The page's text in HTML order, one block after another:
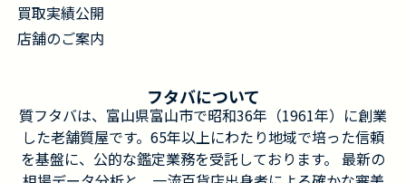
買取実績公開
店舗のご案内
フタバについて
質フタバは、富山県富山市で昭和36年（1961年）に創業
した老舗質屋です。65年以上にわたり地域で培った信頼
を基盤に、公的な鑑定業務を受託しております。 最新の